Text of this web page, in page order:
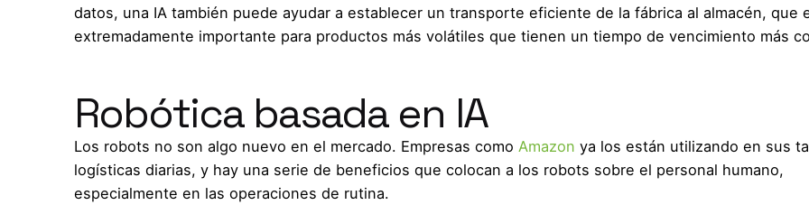
datos, una IA también puede ayudar a establecer un transporte eficiente de la fábrica al almacén, que
extremadamente importante para productos más volátiles que tienen un tiempo de vencimiento más
Robótica basada en IA
Los robots no son algo nuevo en el mercado. Empresas como Amazon ya los están utilizando en sus
logísticas diarias, y hay una serie de beneficios que colocan a los robots sobre el personal humano,
especialmente en las operaciones de rutina.